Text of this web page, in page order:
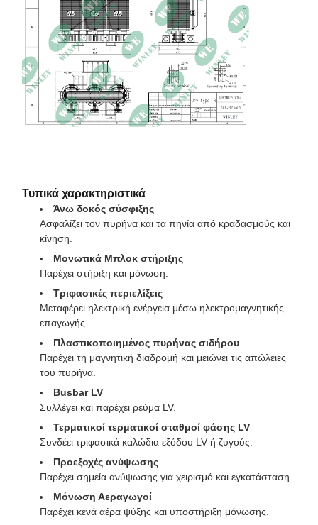
Απώλεια χωρίς φορτίο 2507 W
Απώλεια φορτίου 13660W στους 145°C
Αντίσταση
βραχυκυκλώματος
5,65% στους 115°C
Ρεύμα χωρίς φορτίο 0,29%
Βάρος
Τυπικά χαρακτηριστικά
Άνω δοκός σύσφιξης
Ασφαλίζει τον πυρήνα και τα πηνία από κραδασμούς και
κίνηση.
Μονωτικά Μπλοκ στήριξης
Παρέχει στήριξη και μόνωση.
Τριφασικές περιελίξεις
Μεταφέρει ηλεκτρική ενέργεια μέσω ηλεκτρομαγνητικής
επαγωγής.
Πλαστικοποιημένος πυρήνας σιδήρου
Παρέχει τη μαγνητική διαδρομή και μειώνει τις απώλειες
του πυρήνα.
Busbar LV
Συλλέγει και παρέχει ρεύμα LV.
Τερματικοί τερματικοί σταθμοί φάσης LV
Συνδέει τριφασικά καλώδια εξόδου LV ή ζυγούς.
Προεξοχές ανύψωσης
Παρέχει σημεία ανύψωσης για χειρισμό και εγκατάσταση.
Μόνωση Αεραγωγοί
Παρέχει κενά αέρα ψύξης και υποστήριξη μόνωσης.